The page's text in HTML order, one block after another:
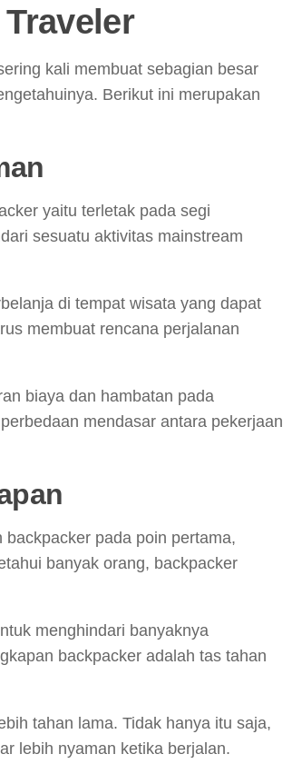
kali membuat sebagian besar
Berikut ini merupakan
yaitu terletak pada segi
sesuatu aktivitas mainstream
di tempat wisata yang dapat
membuat rencana perjalanan
biaya dan hambatan pada
mendasar antara pekerjaan
pada poin pertama,
banyak orang, backpacker
menghindari banyaknya
backpacker adalah tas tahan
tahan lama. Tidak hanya itu saja,
lebih nyaman ketika berjalan.